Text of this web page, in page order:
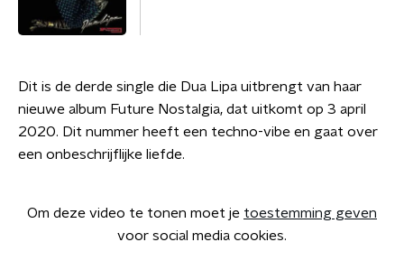
Dit is de derde single die Dua Lipa uitbrengt van haar
nieuwe album Future Nostalgia, dat uitkomt op 3 april
2020. Dit nummer heeft een techno-vibe en gaat over
een onbeschrijflijke liefde.
Om deze video te tonen moet je toestemming geven
voor social media cookies.